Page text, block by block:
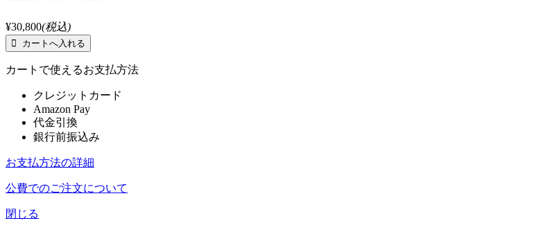
¥30,800(税込)
カートで使えるお支払方法
クレジットカード
Amazon Pay
代金引換
銀行前振込み
お支払方法の詳細
公費でのご注文について
閉じる